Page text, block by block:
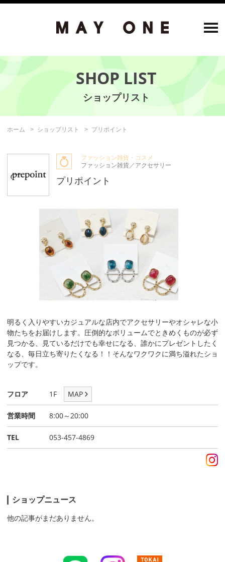
SHOP LIST
ホーム ショップリスト プリポイント
ファッション雑貨・コスメ
ファッション雑貨／アクセサリー
プリポイント
明るく入りやすいカジュアルな店内でアクセサリーやオシャレな小
物たちをお届けします。圧倒的なボリュームでときめくものが必ず
見つかる、見ているだけでも幸せになる、誰かにプレゼントしたく
なる、毎日立ち寄りたくなる！！そんなワクワクに満ち溢れたショ
ップです。
フロア 1F MAP
営業時間 8:00～20:00
TEL 053-457-4869
ショップニュース
他の記事がまだありません。